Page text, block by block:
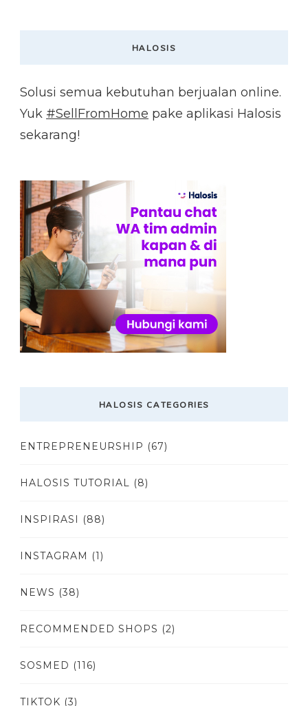
HALOSIS
Solusi semua kebutuhan berjualan online.
Yuk #SellFromHome pake aplikasi Halosis
sekarang!
HALOSIS CATEGORIES
ENTREPRENEURSHIP (67)
HALOSIS TUTORIAL (8)
INSPIRASI (88)
INSTAGRAM (1)
NEWS (38)
RECOMMENDED SHOPS (2)
SOSMED (116)
TIKTOK (3)